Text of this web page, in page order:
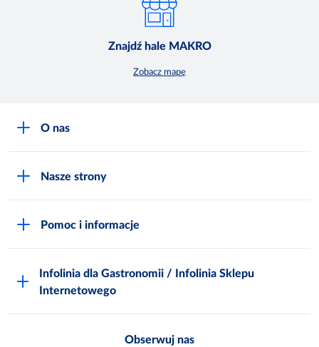
Znajdź hale MAKRO
Zobacz mapę
O nas
Zgłoś naruszenie
Inspektor Ochrony Danych
Metro AG
Nasze strony
Polskie Skarby Kulinarne
Zgody marketingowe
Pomoc i informacje
FAQ
Jak kupować w MAKRO Online
Regulaminy Klienta
Infolinia dla Gastronomii / Infolinia Sklepu
Internetowego
Obserwuj nas